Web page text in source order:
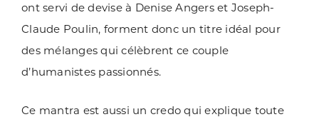
ont servi de devise à Denise Angers et Joseph-
Claude Poulin, forment donc un titre idéal pour
des mélanges qui célèbrent ce couple
d’humanistes passionnés.
Ce mantra est aussi un credo qui explique toute